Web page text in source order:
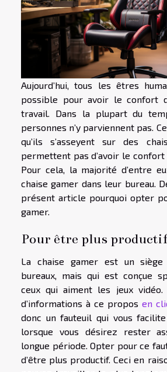
Aujourd’hui, tous les êtres
possible pour avoir le confort
travail. Dans la plupart du
personnes n’y parviennent pas.
qu’ils s’asseyent sur des
permettent pas d’avoir le confort
Pour cela, la majorité d’entre
chaise gamer dans leur bureau.
présent article pourquoi opter
gamer.
Pour être plus
La chaise gamer est un
bureaux, mais qui est conçue
ceux qui aiment les jeux vidéo.
d’informations à ce propos en
donc un fauteuil qui vous
lorsque vous désirez rester
longue période. Opter pour ce
d’être plus productif. Ceci en